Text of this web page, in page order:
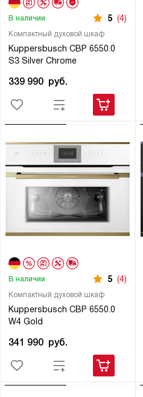
Компактный духовой шкаф
Kuppersbusch CBP 6550.0
S3 Silver Chrome
В наличии 5 (4)
339 990 руб.
Компактный духовой шкаф
Kuppersbusch CBP 6550.0
W4 Gold
В наличии 5 (4)
341 990 руб.